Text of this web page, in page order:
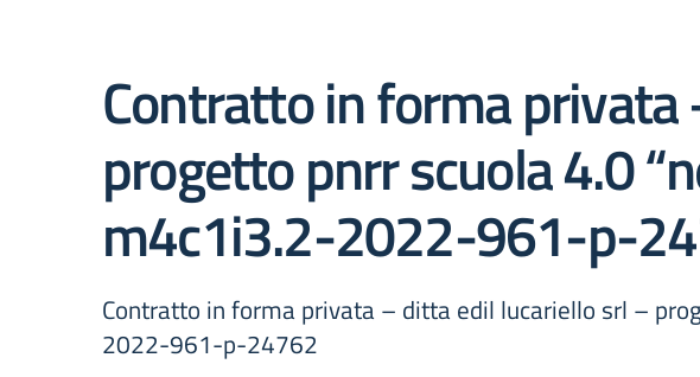
Contratto in forma
progetto pnrr scuola 4.0
m4c1i3.2-2022-961-p-
Contratto in forma privata – ditta edil lucariello srl –
2022-961-p-24762